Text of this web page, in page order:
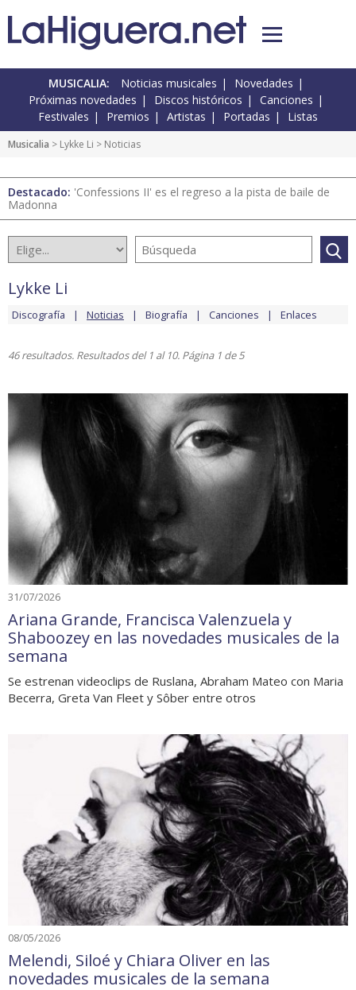
MUSICALIA: Noticias musicales
Novedades
Próximas novedades
Discos históricos
Canciones
Festivales
Premios Artistas Portadas Listas
Musicalia > Lykke Li > Noticias
Destacado: 'Confessions II' es el regreso a la pista de baile de
Madonna
Lykke Li
Discografía Noticias Biografía Canciones Enlaces
46 resultados. Resultados del 1 al 10. Página 1 de 5
31/07/2026
Ariana Grande, Francisca Valenzuela y
Shaboozey en las novedades musicales de la
semana
Se estrenan videoclips de Ruslana, Abraham Mateo con Maria
Becerra, Greta Van Fleet y Sôber entre otros
08/05/2026
Melendi, Siloé y Chiara Oliver en las
novedades musicales de la semana